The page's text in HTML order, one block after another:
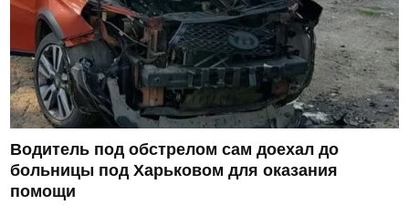
Водитель под обстрелом сам доехал до
больницы под Харьковом для оказания
помощи